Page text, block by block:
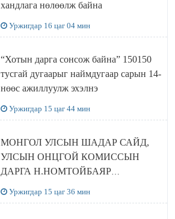
хандлага нөлөөлж байна
Уржигдар 16 цаг 04 мин
“Хотын дарга сонсож байна” 150150
тусгай дугаарыг наймдугаар сарын 14-
нөөс ажиллуулж эхэлнэ
Уржигдар 15 цаг 44 мин
МОНГОЛ УЛСЫН ШАДАР САЙД,
УЛСЫН ОНЦГОЙ КОМИССЫН
ДАРГА Н.НОМТОЙБАЯР
Уржигдар 15 цаг 36 мин